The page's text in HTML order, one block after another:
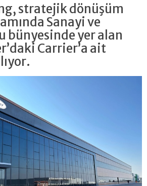
stratejik dönüşüm
Sanayi ve
bünyesinde yer alan
Carrier’a ait